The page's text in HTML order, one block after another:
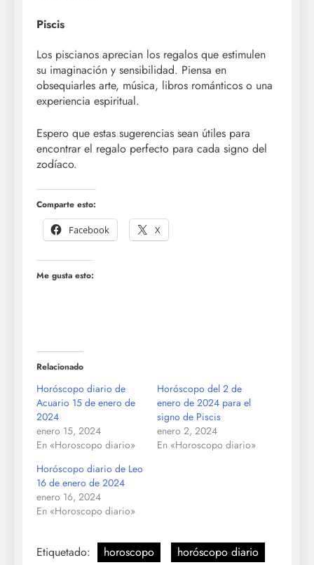
Piscis
Los piscianos aprecian los regalos que estimulen
su imaginación y sensibilidad. Piensa en
obsequiarles arte, música, libros románticos o una
experiencia espiritual.
Espero que estas sugerencias sean útiles para
encontrar el regalo perfecto para cada signo del
zodíaco.
Comparte esto:
Facebook
X
Me gusta esto:
Relacionado
Horóscopo diario de
Acuario 15 de enero de
2024
enero 15, 2024
En «Horoscopo diario»
Horóscopo del 2 de
enero de 2024 para el
signo de Piscis
enero 2, 2024
En «Horoscopo diario»
Horóscopo diario de Leo
16 de enero de 2024
enero 16, 2024
En «Horoscopo diario»
Etiquetado: horoscopo
horóscopo diario